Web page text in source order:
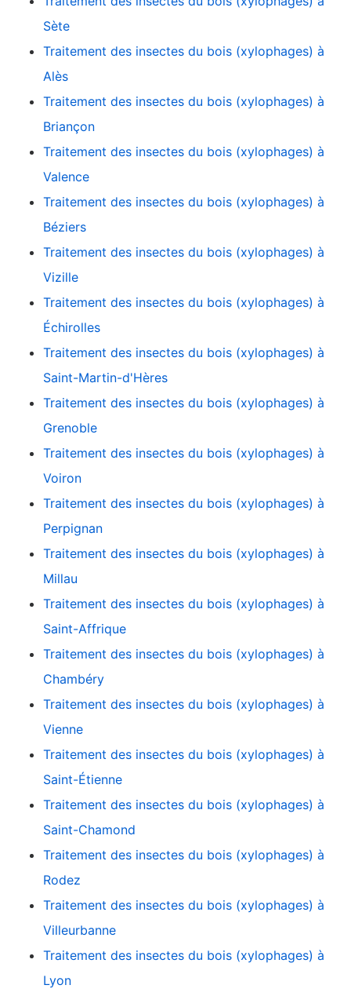
Sète
Traitement des insectes du bois (xylophages) à
Alès
Traitement des insectes du bois (xylophages) à
Briançon
Traitement des insectes du bois (xylophages) à
Valence
Traitement des insectes du bois (xylophages) à
Béziers
Traitement des insectes du bois (xylophages) à
Vizille
Traitement des insectes du bois (xylophages) à
Échirolles
Traitement des insectes du bois (xylophages) à
Saint-Martin-d'Hères
Traitement des insectes du bois (xylophages) à
Grenoble
Traitement des insectes du bois (xylophages) à
Voiron
Traitement des insectes du bois (xylophages) à
Perpignan
Traitement des insectes du bois (xylophages) à
Millau
Traitement des insectes du bois (xylophages) à
Saint-Affrique
Traitement des insectes du bois (xylophages) à
Chambéry
Traitement des insectes du bois (xylophages) à
Vienne
Traitement des insectes du bois (xylophages) à
Saint-Étienne
Traitement des insectes du bois (xylophages) à
Saint-Chamond
Traitement des insectes du bois (xylophages) à
Rodez
Traitement des insectes du bois (xylophages) à
Villeurbanne
Traitement des insectes du bois (xylophages) à
Lyon